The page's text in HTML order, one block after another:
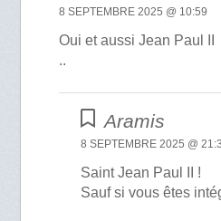
8 SEPTEMBRE 2025 @ 10:59
Oui et aussi Jean Paul II
..
Aramis
8 SEPTEMBRE 2025 @
Saint Jean Paul II !
Sauf si vous êtes